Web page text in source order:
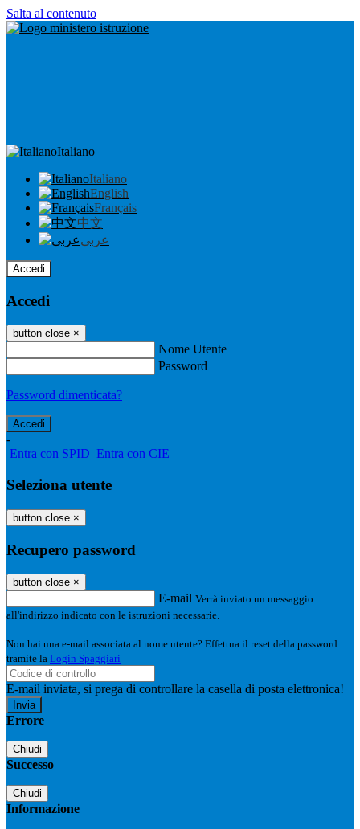
Salta al contenuto
Italiano
Italiano
English
Français
中文
عربى
Accedi
Accedi
button close ×
Nome Utente
Password
Password dimenticata?
-
Entra con SPID Entra con CIE
Seleziona utente
button close ×
Recupero password
button close ×
E-mail Verrà inviato un messaggio
all'indirizzo indicato con le istruzioni necessarie.
Non hai una e-mail associata al nome utente? Effettua il reset della password
tramite la Login Spaggiari
E-mail inviata, si prega di controllare la casella di posta elettronica!
Errore
Chiudi
Successo
Chiudi
Informazione